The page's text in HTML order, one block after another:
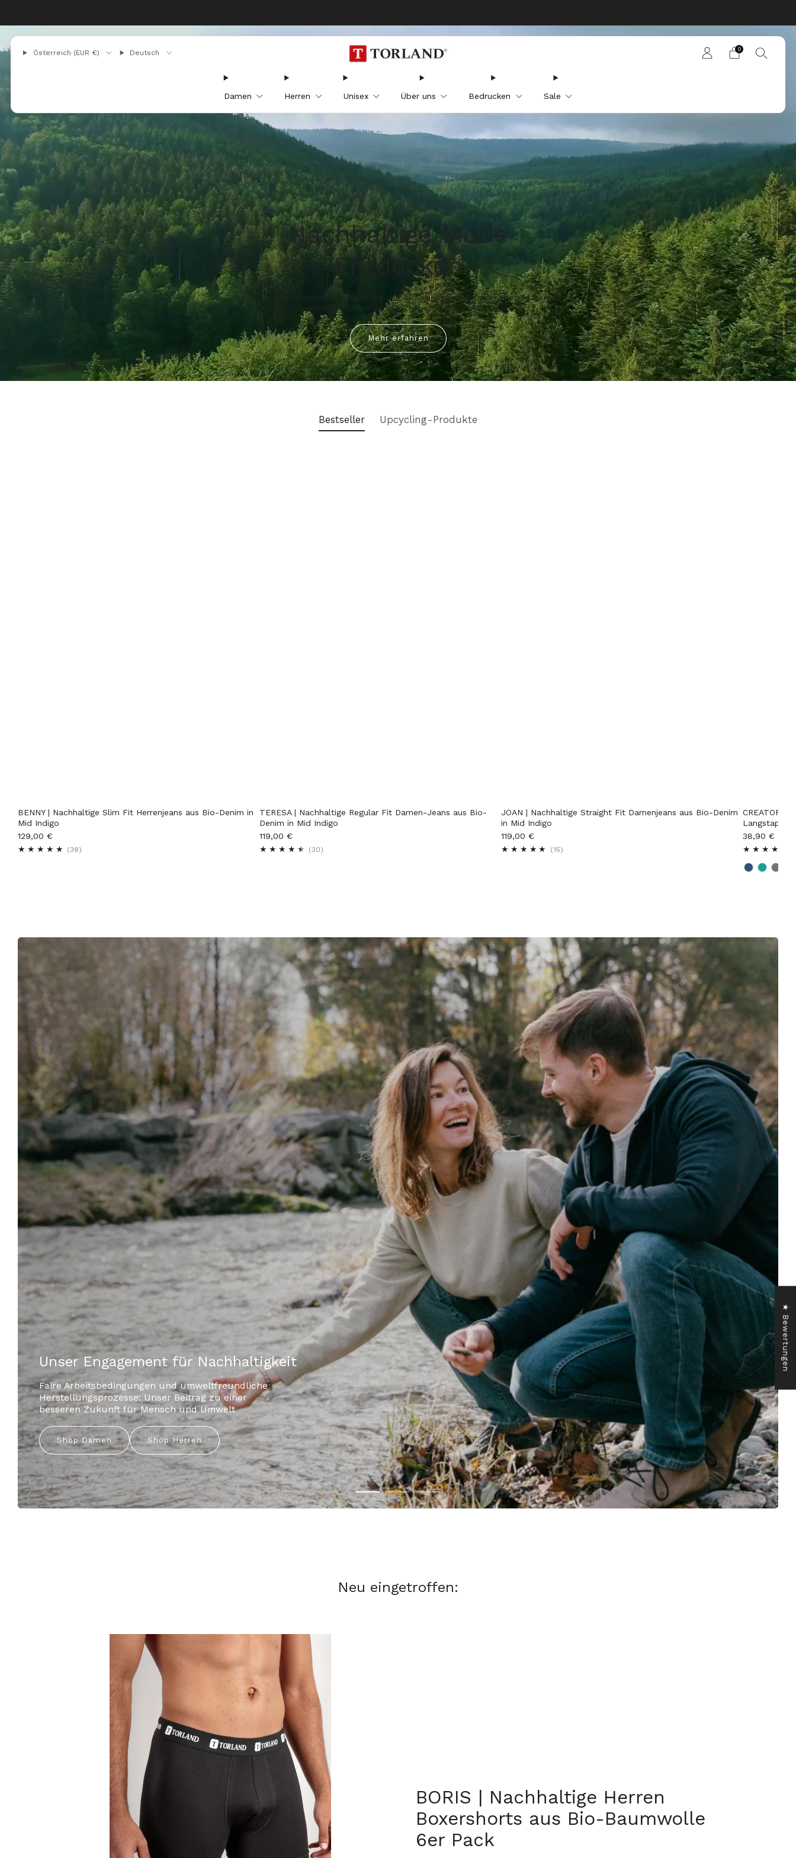
Damen Herren Unisex Über uns Bedrucken Sale
Österreich (EUR €) Deutsch 0
Nachhaltige Mode
Entdecken
Entdecke umweltfreundliche Kleidung aus biologischen und recycelten Materialien.
Gemeinsam können wir die Zukunft grüner gestalten.
Mehr erfahren
Bestseller Upcycling-Produkte
BENNY | Nachhaltige Slim Fit Herrenjeans aus Bio-Denim in
Mid Indigo
129,00 €
(38)38
TERESA | Nachhaltige Regular Fit Damen-Jeans aus Bio-
Denim in Mid Indigo
119,00 €
(30)30
JOAN | Nachhaltige Straight Fit Damenjeans aus Bio-Denim
in Mid Indigo
119,00 €
(15)15
CREATOR |
38,90 €
Entdecke unsere Kollektionen
Stilvolle und nachhaltige Mode für jeden Anlass:
Bio-Jeans und Basics aus Naturfasern.
Shop Damen Shop Herren
Neu eingetroffen:
BORIS | Nachhaltige Herren
Boxershorts aus Bio-Baumwolle
6er Pack
★ Bewertungen